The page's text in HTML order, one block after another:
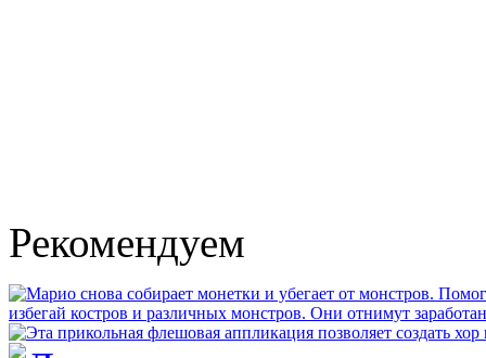
Рекомендуем